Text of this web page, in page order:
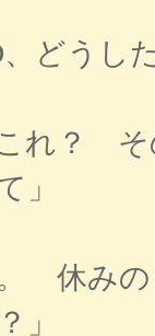
、どうし
れ？
」
。 休み
」